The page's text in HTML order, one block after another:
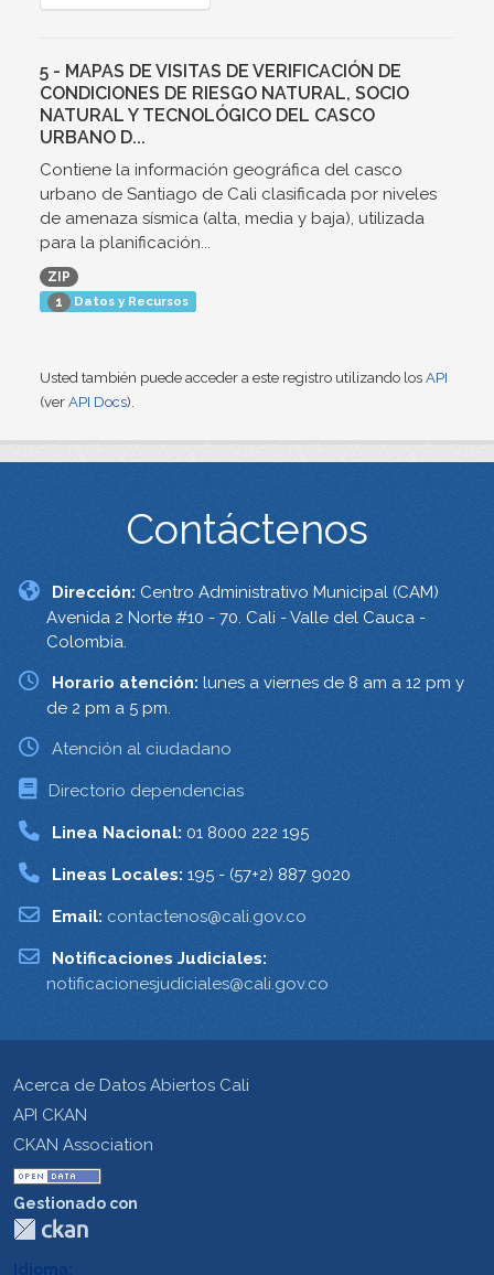
5 - MAPAS DE VISITAS DE VERIFICACIÓN DE
CONDICIONES DE RIESGO NATURAL, SOCIO
NATURAL Y TECNOLÓGICO DEL CASCO
URBANO D...
Contiene la información geográfica del casco
urbano de Santiago de Cali clasificada por niveles
de amenaza sísmica (alta, media y baja), utilizada
para la planificación...
ZIP
1 Datos y Recursos
Usted también puede acceder a este registro utilizando los API
(ver API Docs).
Contáctenos
Dirección: Centro Administrativo Municipal (CAM)
Avenida 2 Norte #10 - 70. Cali - Valle del Cauca -
Colombia.
Horario atención: lunes a viernes de 8 am a 12 pm y
de 2 pm a 5 pm.
Atención al ciudadano
Directorio dependencias
Linea Nacional: 01 8000 222 195
Lineas Locales: 195 - (57+2) 887 9020
Email: contactenos@cali.gov.co
Notificaciones Judiciales:
notificacionesjudiciales@cali.gov.co
Acerca de Datos Abiertos Cali
API CKAN
CKAN Association
Gestionado con